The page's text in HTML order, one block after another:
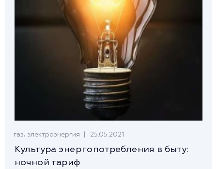
газ, электроэнергия 25.05.2021
Культура энергопотребления в быту:
ночной тариф